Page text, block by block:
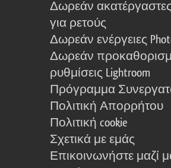
Δωρεάν ακατέργαστες
για ρετούς
Δωρεάν ενέργειες
Δωρεάν
ρυθμίσεις Lightroom
Πρόγραμμα
Πολιτική Απορρήτου
Πολιτική cookie
Σχετικά με εμάς
Επικοινωνήστε μαζί